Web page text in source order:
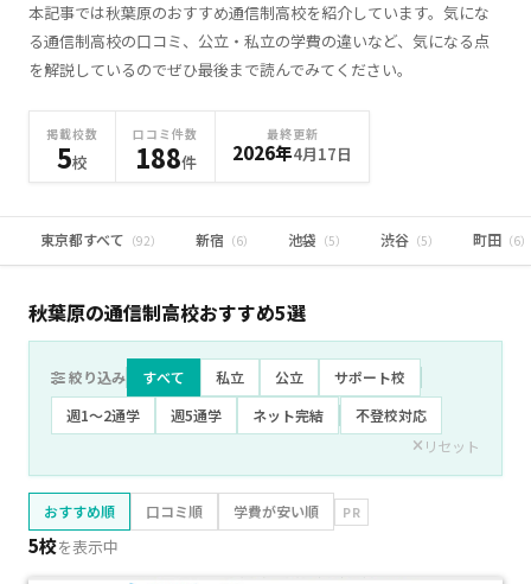
本記事では秋葉原のおすすめ通信制高校を紹介しています。気にな
る通信制高校の口コミ、公立・私立の学費の違いなど、気になる点
を解説しているのでぜひ最後まで読んでみてください。
掲載校数
5校
口コミ件数
188件
最終更新
2026年4月17日
東京都すべて （92） 新宿 （6） 池袋 （5） 渋谷 （5） 町田 （6）
秋葉原の通信制高校おすすめ5選
絞り込み すべて 私立 公立
サポート校
週1〜2通学
週5通学 ネット完結
不登校対応
リセット
おすすめ順 口コミ順 学費が安い順 PR
5校を表示中